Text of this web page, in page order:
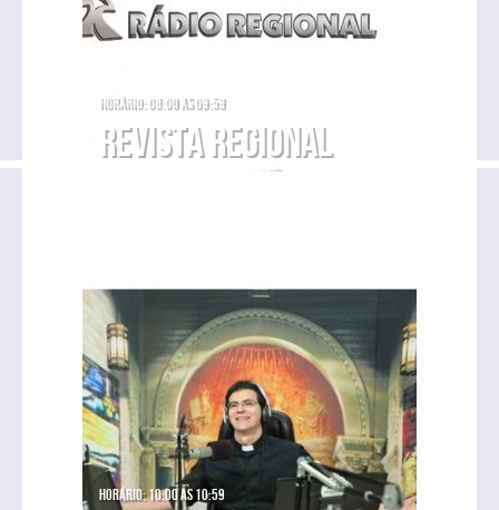
Horário: 08:00 as 09:59
Revista Regional
Horário: 10:00 as 10:59